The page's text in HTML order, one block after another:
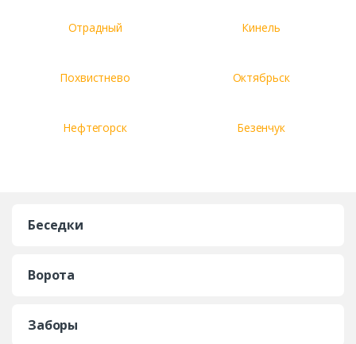
Отрадный Кинель
Похвистнево Октябрьск
Нефтегорск Безенчук
Беседки
Ворота
Заборы